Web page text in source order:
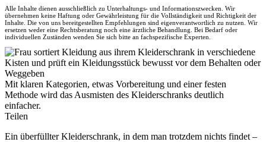
Alle Inhalte dienen ausschließlich zu Unterhaltungs- und Informationszwecken. Wir
übernehmen keine Haftung oder Gewährleistung für die Vollständigkeit und Richtigkeit der
Inhalte. Die von uns bereitgestellten Empfehlungen sind eigenverantwortlich zu nutzen. Wir
ersetzen weder eine Rechtsberatung noch eine ärztliche Behandlung. Bei Bedarf oder
individuellen Zuständen wenden Sie sich bitte an fachspezifische Experten.
Mit klaren Kategorien, etwas Vorbereitung und einer festen
Methode wird das Ausmisten des Kleiderschranks deutlich
einfacher.
Teilen
Ein überfüllter Kleiderschrank, in dem man trotzdem nichts findet –